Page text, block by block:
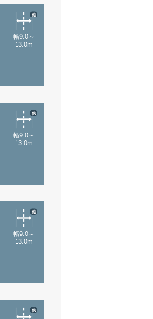
幅9.0～
13.0m
他
幅9.0～
13.0m
他
幅9.0～
13.0m
他
他